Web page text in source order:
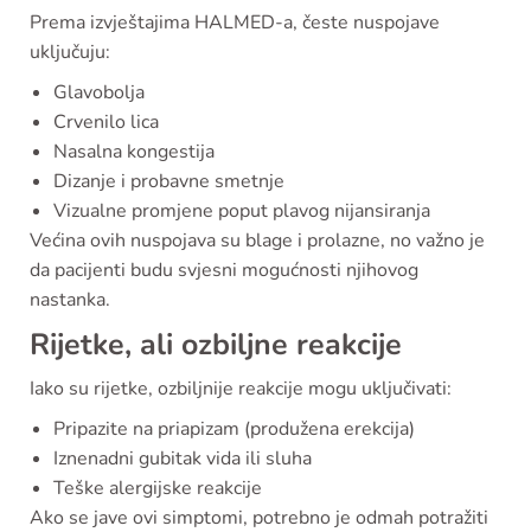
Prema izvještajima HALMED-a, česte nuspojave
uključuju:
Glavobolja
Crvenilo lica
Nasalna kongestija
Dizanje i probavne smetnje
Vizualne promjene poput plavog nijansiranja
Većina ovih nuspojava su blage i prolazne, no važno je
da pacijenti budu svjesni mogućnosti njihovog
nastanka.
Rijetke, ali ozbiljne reakcije
Iako su rijetke, ozbiljnije reakcije mogu uključivati:
Pripazite na priapizam (produžena erekcija)
Iznenadni gubitak vida ili sluha
Teške alergijske reakcije
Ako se jave ovi simptomi, potrebno je odmah potražiti